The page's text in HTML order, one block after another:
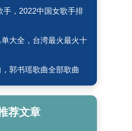
手，2022中国女歌手排
大全，台湾最火最火十
郭书瑶歌曲全部歌曲
荐文章